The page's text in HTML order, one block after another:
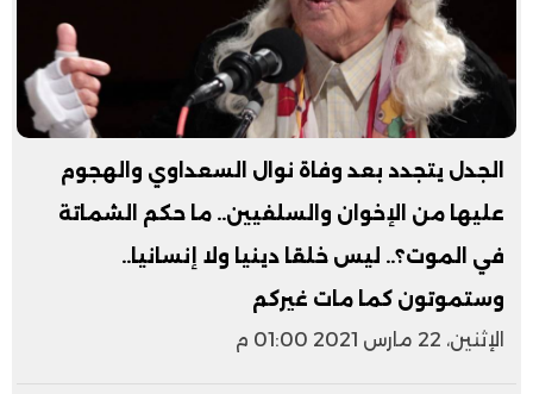
الجدل يتجدد بعد وفاة نوال السعداوي والهجوم
عليها من الإخوان والسلفيين.. ما حكم الشماتة
في الموت؟.. ليس خلقا دينيا ولا إنسانيا..
وستموتون كما مات غيركم
الإثنين، 22 مارس 2021 01:00 م